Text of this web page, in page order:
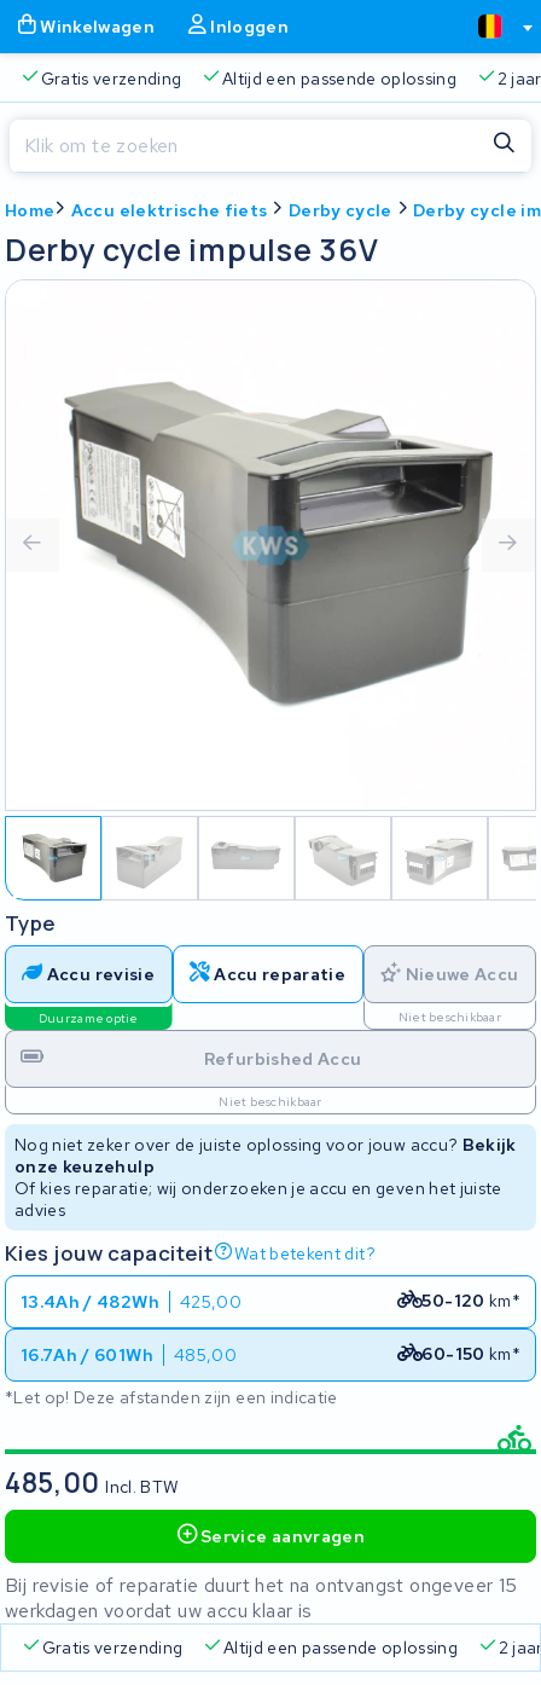
Winkelwagen Inloggen
Gratis verzending Altijd een passende oplossing 2
Home Accu elektrische fiets Derby cycle Derby cycle
Derby cycle impulse 36V
Type
Accu revisie
Duurzame optie
Accu reparatie Nieuwe Accu
Niet beschikbaar
Refurbished Accu
Niet beschikbaar
Nog niet zeker over de juiste oplossing voor jouw accu? Bekijk
onze keuzehulp
Of kies reparatie; wij onderzoeken je accu en geven het juiste
advies
Kies jouw capaciteit Wat betekent dit?
13.4Ah / 482Wh 425,00 50-120 km*
16.7Ah / 601Wh 485,00 60-150 km*
*Let op! Deze afstanden zijn een indicatie
485,00Incl. BTW
Service aanvragen
Bij revisie of reparatie duurt het na ontvangst ongeveer 15
werkdagen voordat uw accu klaar is
Gratis verzending Altijd een passende oplossing 2
Sluiten
Sluiten
Begin te typen in de zoekbalk om te zoeken